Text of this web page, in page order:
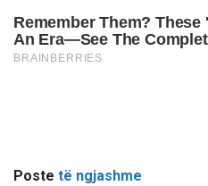
Poste të ngjashme